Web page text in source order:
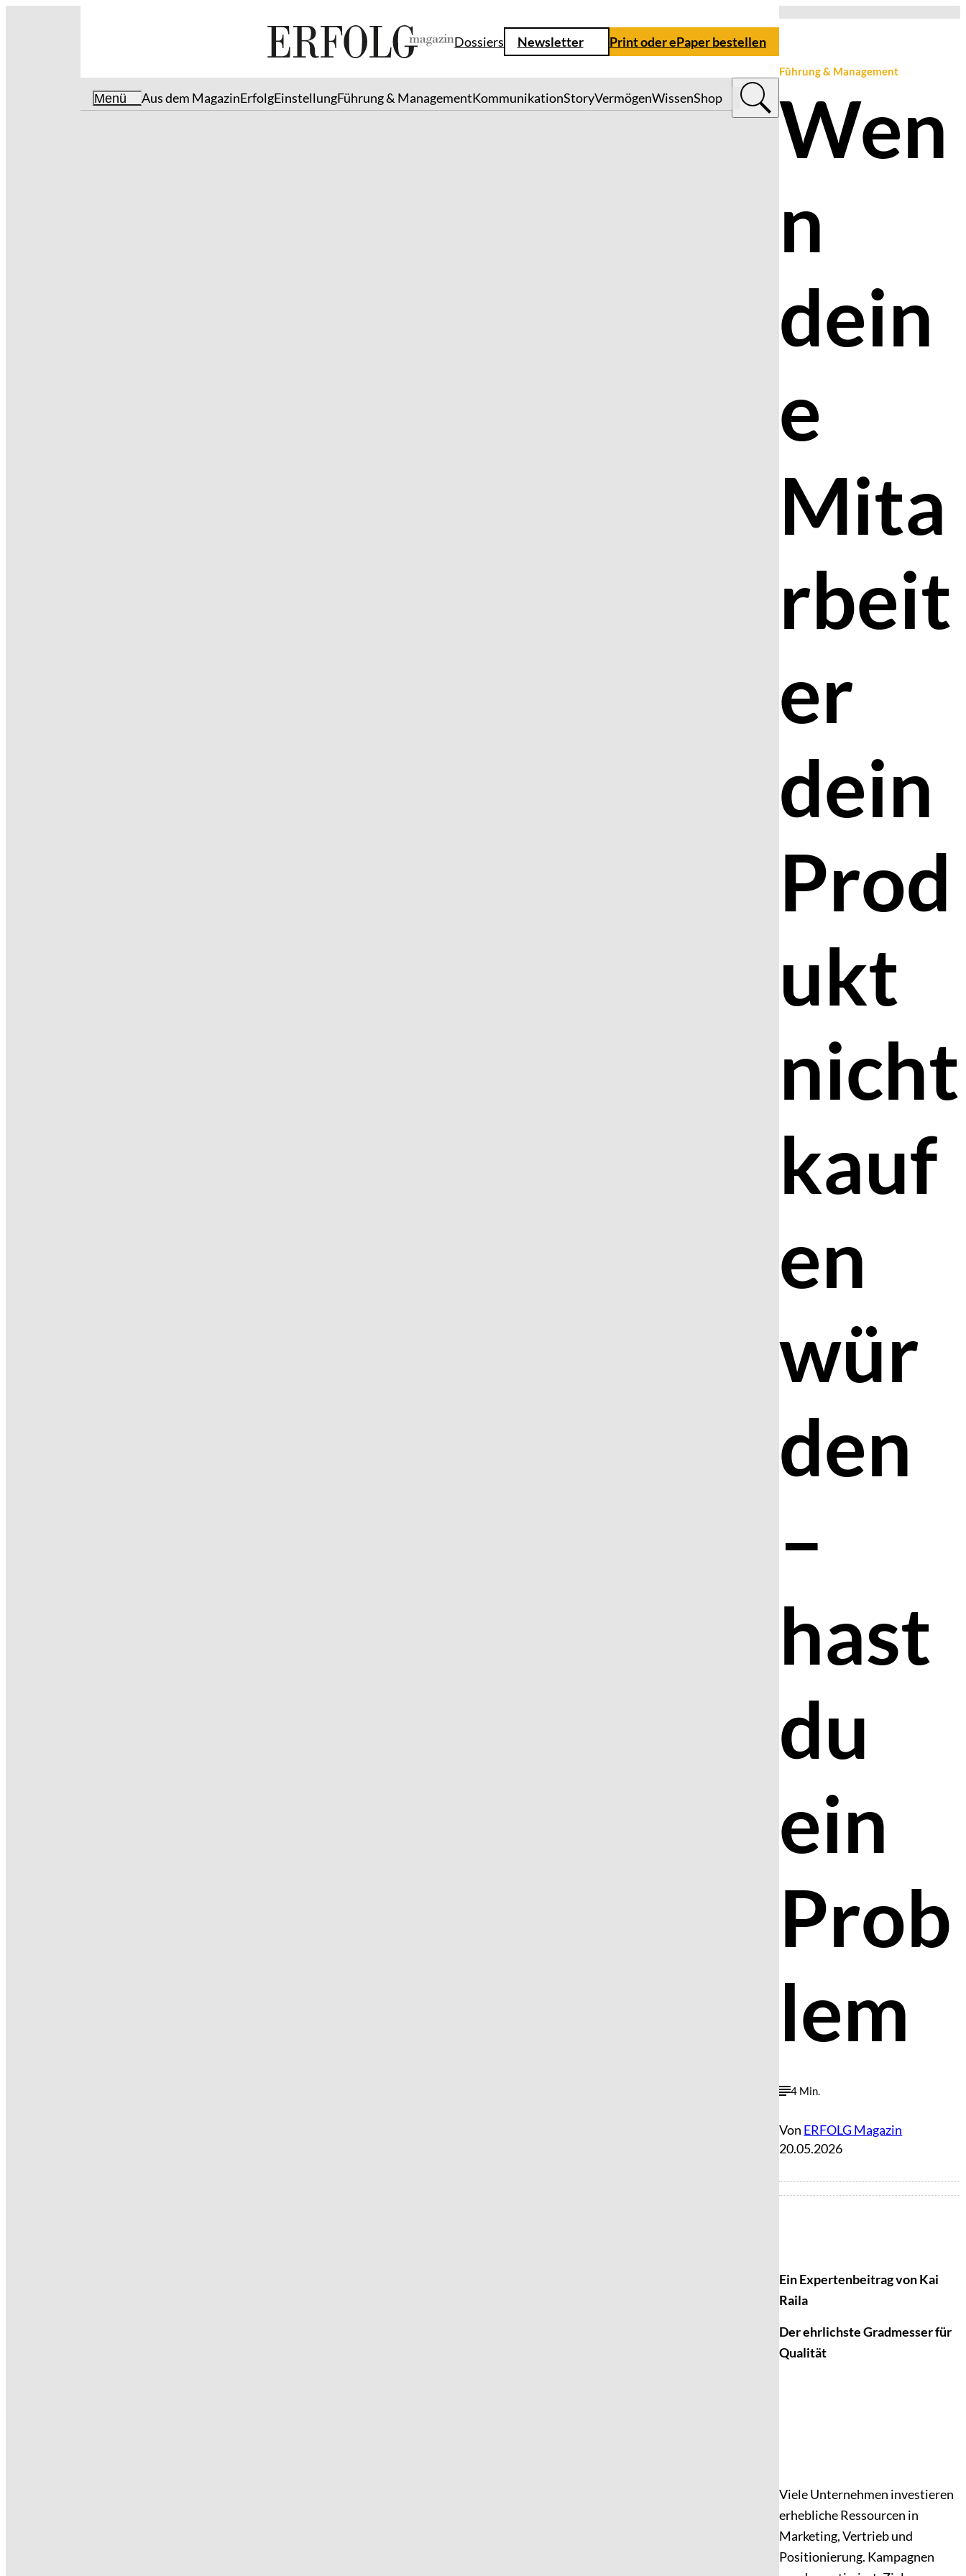
Dossiers Newsletter Print oder ePaper bestellen
Menü Aus dem MagazinErfolgEinstellungFührung & ManagementKommunikationStoryVermögenWissenShop
Führung & Management
Wen
n
dein
e
Mita
rbeit
er
dein
Prod
ukt
nicht
kauf
en
wür
den
–
hast
du
ein
Prob
lem
4 Min.
Von ERFOLG Magazin
20.05.2026
Ein Expertenbeitrag von Kai
Raila
Der ehrlichste Gradmesser für
Qualität
Viele Unternehmen investieren
erhebliche Ressourcen in
Marketing, Vertrieb und
Positionierung. Kampagnen